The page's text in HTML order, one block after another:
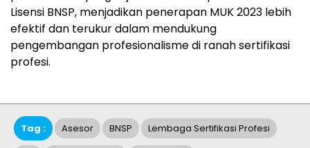
Lisensi BNSP, menjadikan penerapan MUK 2023 lebih
efektif dan terukur dalam mendukung
pengembangan profesionalisme di ranah sertifikasi
profesi.
Tag : Asesor BNSP Lembaga Sertifikasi Profesi